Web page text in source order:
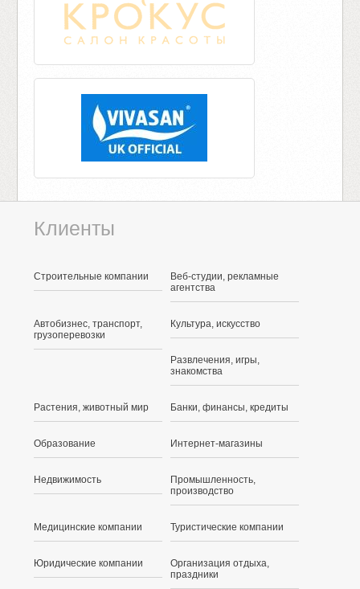
Клиенты
Строительные компании
Веб-студии, рекламные
агентства
Автобизнес, транспорт,
грузоперевозки
Культура, искусство
Развлечения, игры,
знакомства
Растения, животный мир Банки, финансы, кредиты
Образование Интернет-магазины
Недвижимость
Промышленность,
производство
Медицинские компании Туристические компании
Юридические компании
Организация отдыха,
праздники